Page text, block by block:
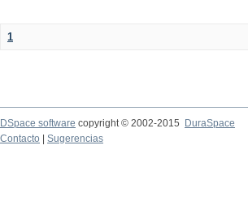
1
DSpace software copyright © 2002-2015
DuraSpace
Contacto
Sugerencias